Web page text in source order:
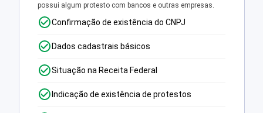
possui algum protesto com bancos e outras empresas.
Confirmação de existência do CNPJ
Dados cadastrais básicos
Situação na Receita Federal
Indicação de existência de protestos